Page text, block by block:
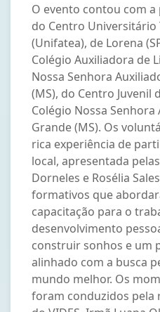
O evento contou com
do Centro Universitário
(Unifatea), de Lorena
Colégio Auxiliadora de
Nossa Senhora
(MS), do Centro Juvenil
Colégio Nossa
Grande (MS). Os
rica experiência de
local, apresentada
Dorneles e Rosélia
formativos que
capacitação para o
desenvolvimento
construir sonhos e um
alinhado com a busca
mundo melhor. Os
foram conduzidos pela